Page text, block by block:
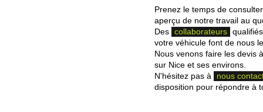
Prenez le temps de
aperçu de notre travail au
Des collaborateurs
votre véhicule font de nous
Nous venons faire les devis
sur Nice et ses environs.
N'hésitez pas à
nous
disposition pour répondre à